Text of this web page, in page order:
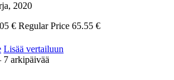
2020
€ Regular Price 65.55 €
Lisää vertailuun
7 arkipäivää